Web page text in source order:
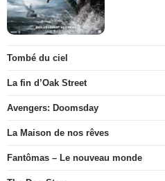
Tombé du ciel
La fin d’Oak Street
Avengers: Doomsday
La Maison de nos rêves
Fantômas – Le nouveau monde